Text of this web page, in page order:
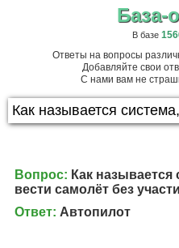
База-
В базе
Ответы на вопросы
Добавляйте свои
С нами вам не
Вопрос: Как
вести самолёт без
Ответ: Автопилот